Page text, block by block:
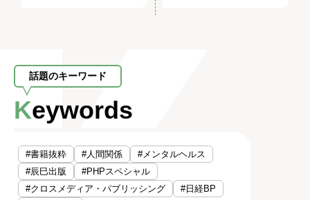
話題のキーワード
Keywords
#書籍抜粋 #人間関係
#メンタルヘルス
#辰巳出版
#PHPスペシャル
#クロスメディア・パブリッシング
#日経BP